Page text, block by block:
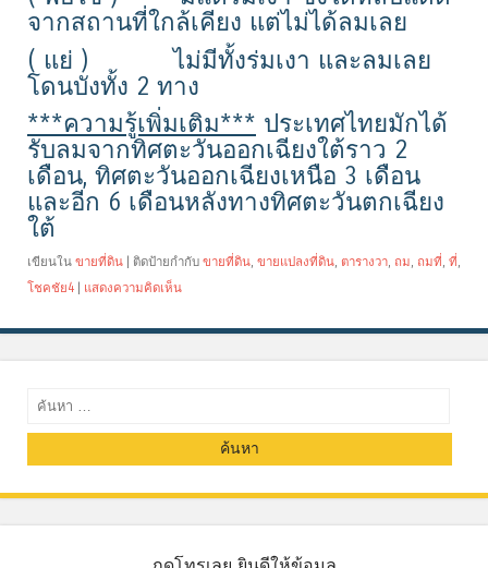
จากสถานที่ใกล้เคียง แต่ไม่ได้ลมเลย
( แย่ ) ไม่มีทั้งร่มเงา และลมเลย
โดนบังทั้ง 2 ทาง
***ความรู้เพิ่มเติม*** ประเทศไทยมักได้
รับลมจากทิศตะวันออกเฉียงใต้ราว 2
เดือน, ทิศตะวันออกเฉียงเหนือ 3 เดือน
และอีก 6 เดือนหลังทางทิศตะวันตกเฉียง
ใต้
เขียนใน ขายที่ดิน ติดป้ายกำกับ ขายที่ดิน, ขายแปลงที่ดิน, ตารางวา, ถม, ถมที่, ที่,
โชคชัย4
แสดงความคิดเห็น
ค้นหา